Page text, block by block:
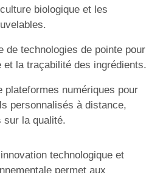
biologique et les
de technologies de pointe pour
et la traçabilité des ingrédients.
plateformes numériques pour
personnalisés à distance,
sur la qualité.
technologique et
permet aux